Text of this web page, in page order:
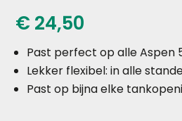
€ 24,50
Past perfect op alle Aspen
Lekker flexibel: in alle
Past op bijna elke